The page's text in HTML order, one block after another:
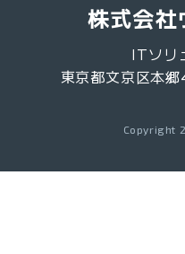
株式会社
ITソリ
東京都文京区本
Copyright